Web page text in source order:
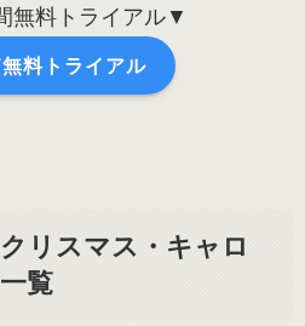
無料トライアル▼
料トライアル
リスマス・キャロ
覧